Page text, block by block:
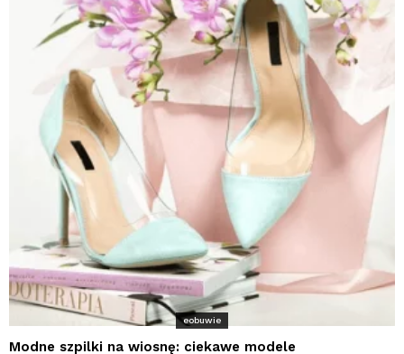
eobuwie
Modne szpilki na wiosnę: ciekawe modele